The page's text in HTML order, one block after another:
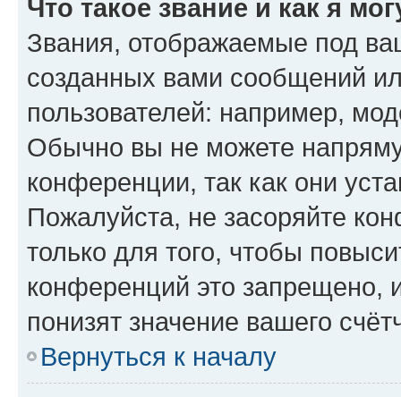
Что такое звание и как я
Звания, отображаемые под
созданных вами сообщений
пользователей: например,
Обычно вы не можете
конференции, так как они
Пожалуйста, не засоряйте
только для того, чтобы
конференций это запрещено,
понизят значение вашего
Вернуться к началу